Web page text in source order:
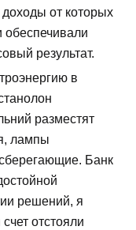
от которых
результат.
в
разместят
лампы
Банк
решений, я
отстояли